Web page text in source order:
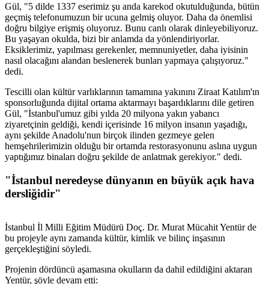
Gül, "5 dilde 1337 eserimiz şu anda karekod okutulduğunda, bütün
geçmiş telefonumuzun bir ucuna gelmiş oluyor. Daha da önemlisi
doğru bilgiye erişmiş oluyoruz. Bunu canlı olarak dinleyebiliyoruz.
Bu yaşayan okulda, bizi bir anlamda da yönlendiriyorlar.
Eksiklerimiz, yapılması gerekenler, memnuniyetler, daha iyisinin
nasıl olacağını alandan beslenerek bunları yapmaya çalışıyoruz."
dedi.
Tescilli olan kültür varlıklarının tamamına yakınını Ziraat Katılım'ın
sponsorluğunda dijital ortama aktarmayı başardıklarını dile getiren
Gül, "İstanbul'umuz gibi yılda 20 milyona yakın yabancı
ziyaretçinin geldiği, kendi içerisinde 16 milyon insanın yaşadığı,
aynı şekilde Anadolu'nun birçok ilinden gezmeye gelen
hemşehrilerimizin olduğu bir ortamda restorasyonunu aslına uygun
yaptığımız binaları doğru şekilde de anlatmak gerekiyor." dedi.
"İstanbul neredeyse dünyanın en büyük açık hava
dersliğidir"
İstanbul İl Milli Eğitim Müdürü Doç. Dr. Murat Mücahit Yentür de
bu projeyle aynı zamanda kültür, kimlik ve bilinç inşasının
gerçekleştiğini söyledi.
Projenin dördüncü aşamasına okulların da dahil edildiğini aktaran
Yentür, şöyle devam etti: